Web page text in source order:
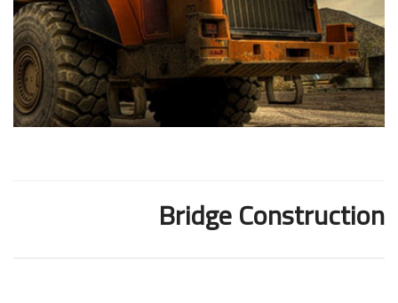
Bridge Construction